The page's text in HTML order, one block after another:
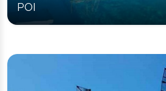
POI